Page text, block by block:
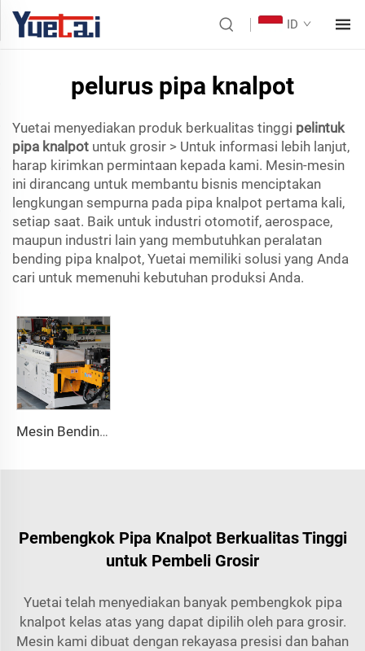
ID
pelurus pipa knalpot
Yuetai menyediakan produk berkualitas tinggi pelintuk
pipa knalpot untuk grosir > Untuk informasi lebih lanjut,
harap kirimkan permintaan kepada kami. Mesin-mesin
ini dirancang untuk membantu bisnis menciptakan
lengkungan sempurna pada pipa knalpot pertama kali,
setiap saat. Baik untuk industri otomotif, aerospace,
maupun industri lain yang membutuhkan peralatan
bending pipa knalpot, Yuetai memiliki solusi yang Anda
cari untuk memenuhi kebutuhan produksi Anda.
Mesin Bending Tabung Dual-Arm Otomatis CNC Sistem Pembentuk Tabung 2 Arah Serentak untuk Pipa Knalpot & Pagar
Pembengkok Pipa Knalpot Berkualitas Tinggi
untuk Pembeli Grosir
Yuetai telah menyediakan banyak pembengkok pipa
knalpot kelas atas yang dapat dipilih oleh para grosir.
Mesin kami dibuat dengan rekayasa presisi dan bahan